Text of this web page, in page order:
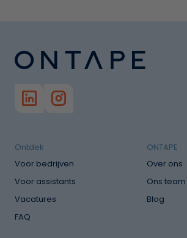
Ontdek
Voor bedrijven
Voor assistants
Vacatures
FAQ
ONTAPE
Over ons
Ons team
Blog